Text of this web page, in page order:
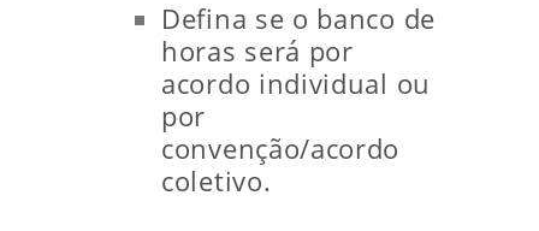
Defina se o banco de
horas será por
acordo individual ou
por
convenção/acordo
coletivo.